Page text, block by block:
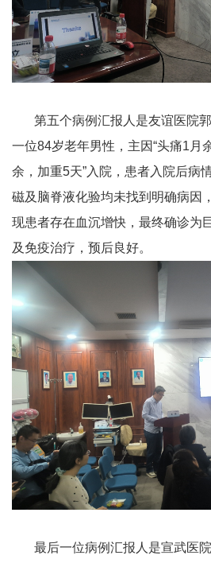
第五个病例汇报人是友谊医院
一位84岁老年男性，主因“头痛1 月
余，加重5天”入院，患者入院后病
磁及脑脊液化验均未找到明确病因
现患者存在血沉增快，最终确诊为
及免疫治疗，预后良好。
最后一位病例汇报人是宣武医